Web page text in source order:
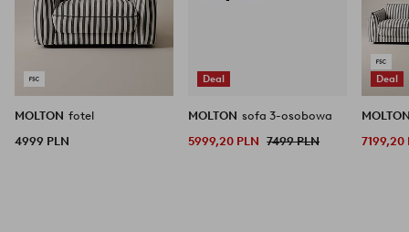
MOLTON fotel
4999 PLN
Deal
MOLTON sofa 3-osobowa
5999,20 PLN
7499 PLN
Deal
7199,20